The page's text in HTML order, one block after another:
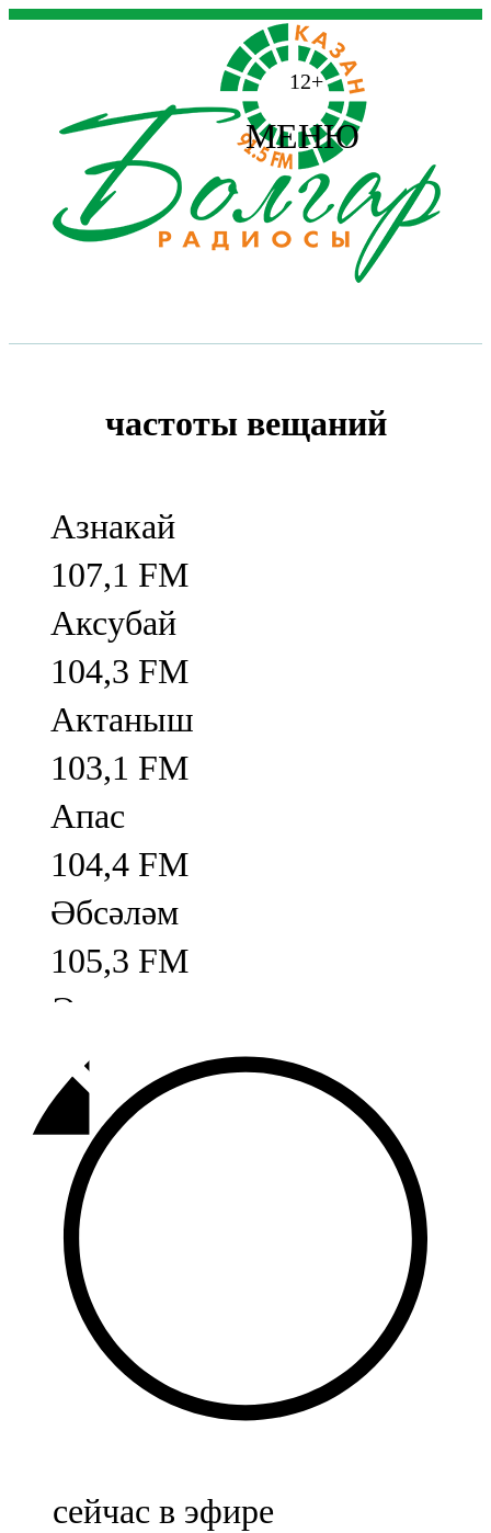
12+
МЕНЮ
частоты вещаний
Азнакай
107,1 FM
Аксубай
104,3 FM
Актаныш
103,1 FM
Апас
104,4 FM
Әбсәләм
105,3 FM
Әлмәт
92,9 FM
Базарлы матак
107,1 FM
Балык бистәсе
104,9 FM
Баулы
107,5 FM
Биләр
Болгар
сейчас в эфире